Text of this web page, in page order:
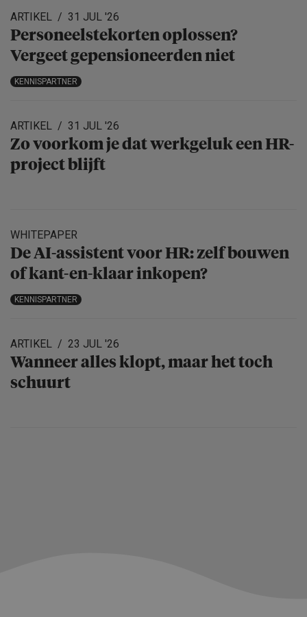
ARTIKEL 31 JUL '26
Personeels­te­korten oplossen?
Vergeet gepensio­neerden niet
KENNISPARTNER
ARTIKEL 31 JUL '26
Zo voorkom je dat werkgeluk een HR-
project blijft
WHITEPAPER
De AI-assistent voor HR: zelf bouwen
of kant-en-klaar inkopen?
KENNISPARTNER
ARTIKEL 23 JUL '26
Wanneer alles klopt, maar het toch
schuurt